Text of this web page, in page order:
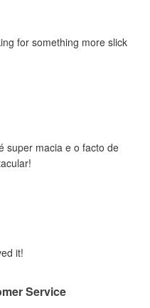
for something more slick
super macia e o facto de
it!
Service